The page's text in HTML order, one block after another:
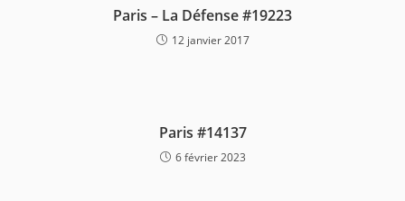
Paris – La Défense #19223
12 janvier 2017
Paris #14137
6 février 2023